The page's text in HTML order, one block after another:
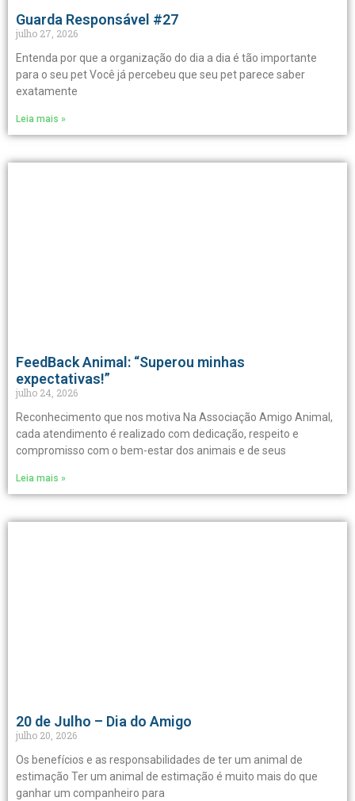
Guarda Responsável #27
julho 27, 2026
Entenda por que a organização do dia a dia é tão importante
para o seu pet Você já percebeu que seu pet parece saber
exatamente
Leia mais »
FeedBack Animal: “Superou minhas
expectativas!”
julho 24, 2026
Reconhecimento que nos motiva Na Associação Amigo Animal,
cada atendimento é realizado com dedicação, respeito e
compromisso com o bem-estar dos animais e de seus
Leia mais »
20 de Julho – Dia do Amigo
julho 20, 2026
Os benefícios e as responsabilidades de ter um animal de
estimação Ter um animal de estimação é muito mais do que
ganhar um companheiro para